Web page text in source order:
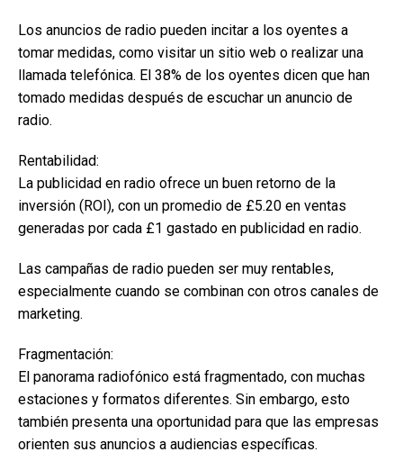
Los anuncios de radio pueden incitar a los oyentes a
tomar medidas, como visitar un sitio web o realizar una
llamada telefónica. El 38% de los oyentes dicen que han
tomado medidas después de escuchar un anuncio de
radio.
Rentabilidad:
La publicidad en radio ofrece un buen retorno de la
inversión (ROI), con un promedio de £5.20 en ventas
generadas por cada £1 gastado en publicidad en radio.
Las campañas de radio pueden ser muy rentables,
especialmente cuando se combinan con otros canales de
marketing.
Fragmentación:
El panorama radiofónico está fragmentado, con muchas
estaciones y formatos diferentes. Sin embargo, esto
también presenta una oportunidad para que las empresas
orienten sus anuncios a audiencias específicas.